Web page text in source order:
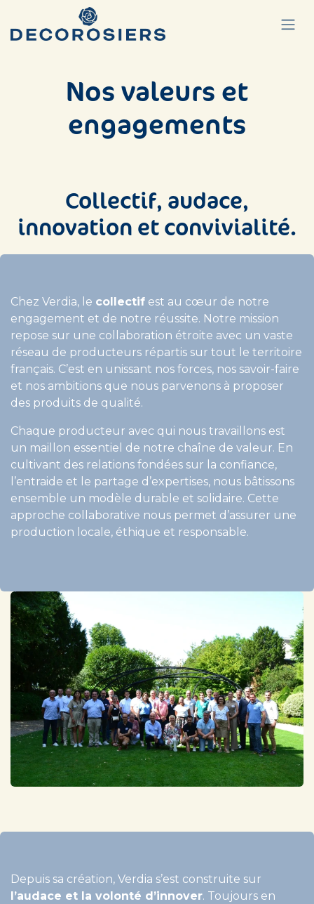
Se rendre au contenu
Nos valeurs et
engagements
Collectif, audace,
innovation et convivialité.
Chez Verdia, le collectif est au cœur de notre
engagement et de notre réussite. Notre mission
repose sur une collaboration étroite avec un vaste
réseau de producteurs répartis sur tout le territoire
français. C’est en unissant nos forces, nos savoir-faire
et nos ambitions que nous parvenons à proposer
des produits de qualité.
Chaque producteur avec qui nous travaillons est
un maillon essentiel de notre chaîne de valeur. En
cultivant des relations fondées sur la confiance,
l’entraide et le partage d’expertises, nous bâtissons
ensemble un modèle durable et solidaire. Cette
approche collaborative nous permet d’assurer une
production locale, éthique et responsable.
Depuis sa création, Verdia s’est construite sur
l’audace et la volonté d’innover. Toujours en